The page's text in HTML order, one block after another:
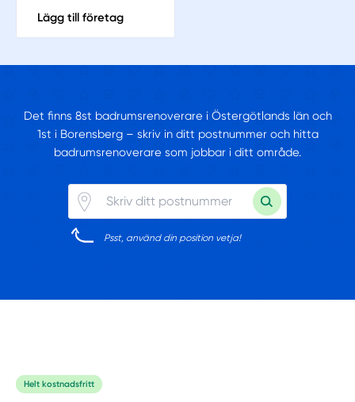
Lägg till företag
Det finns 8st badrumsrenoverare i Östergötlands län och
1st i Borensberg – skriv in ditt postnummer och hitta
badrumsrenoverare som jobbar i ditt område.
Psst, använd din position vetja!
Helt kostnadsfritt